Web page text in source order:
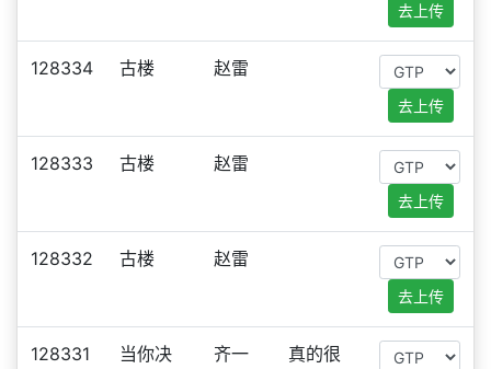
去上传
128334 古楼 赵雷
去上传
128333 古楼 赵雷
去上传
128332 古楼 赵雷
去上传
128331
当你决
齐一
真的很